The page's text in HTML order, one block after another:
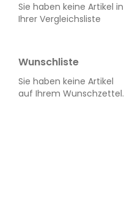
Sie haben keine Artikel in
Ihrer Vergleichsliste
Wunschliste
Sie haben keine Artikel
auf Ihrem Wunschzettel.